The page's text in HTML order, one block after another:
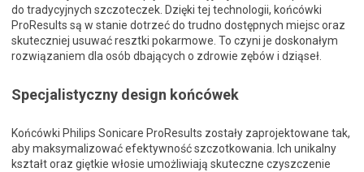
do tradycyjnych szczoteczek. Dzięki tej technologii, końcówki
ProResults są w stanie dotrzeć do trudno dostępnych miejsc oraz
skuteczniej usuwać resztki pokarmowe. To czyni je doskonałym
rozwiązaniem dla osób dbających o zdrowie zębów i dziąseł.
Specjalistyczny design końcówek
Końcówki Philips Sonicare ProResults zostały zaprojektowane tak,
aby maksymalizować efektywność szczotkowania. Ich unikalny
kształt oraz giętkie włosie umożliwiają skuteczne czyszczenie